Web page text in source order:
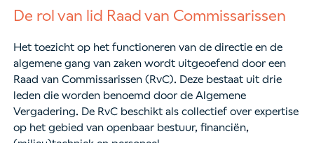
De rol van lid Raad van Commissarissen
Het toezicht op het functioneren van de directie en de
algemene gang van zaken wordt uitgeoefend door een
Raad van Commissarissen (RvC). Deze bestaat uit drie
leden die worden benoemd door de Algemene
Vergadering. De RvC beschikt als collectief over expertise
op het gebied van openbaar bestuur, financiën,